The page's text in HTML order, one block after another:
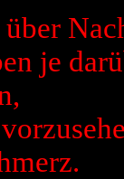
je